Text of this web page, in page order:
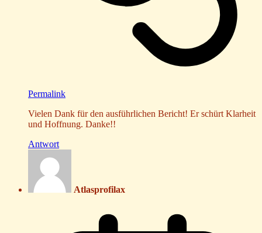
Permalink
Vielen Dank für den ausführlichen Bericht! Er schürt Klarheit
und Hoffnung. Danke!!
Antwort
Atlasprofilax